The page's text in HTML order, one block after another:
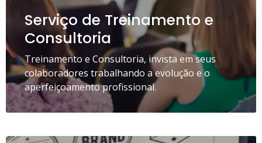
Serviço de Treinamento e
Consultoria
Treinamento e Consultoria, invista em seus
colaboradores trabalhando a evolução e o
aperfeiçoamento profissional.